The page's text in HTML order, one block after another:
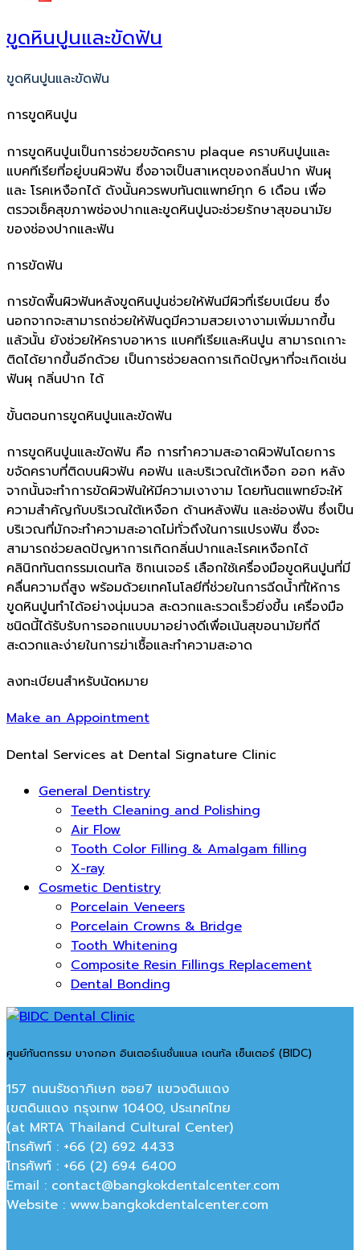
ขูดหินปูนและขัดฟัน
ขูดหินปูนและขัดฟัน
การขูดหินปูน
การขูดหินปูนเป็นการช่วยขจัดคราบ plaque คราบหินปูนและ
แบคทีเรียที่อยู่บนผิวฟัน ซึ่งอาจเป็นสาเหตุของกลิ่นปาก ฟันผุ
และ โรคเหงือกได้ ดังนั้นควรพบทันตแพทย์ทุก 6 เดือน เพื่อ
ตรวจเช็คสุขภาพช่องปากและขูดหินปูนจะช่วยรักษาสุขอนามัย
ของช่องปากและฟัน
การขัดฟัน
การขัดพื้นผิวฟันหลังขูดหินปูนช่วยให้ฟันมีผิวที่เรียบเนียน ซึ่ง
นอกจากจะสามารถช่วยให้ฟันดูมีความสวยเงางามเพิ่มมากขึ้น
แล้วนั้น ยังช่วยให้คราบอาหาร แบคทีเรียและหินปูน สามารถเกาะ
ติดได้ยากขึ้นอีกด้วย เป็นการช่วยลดการเกิดปัญหาที่จะเกิดเช่น
ฟันผุ กลิ่นปาก ได้
ขั้นตอนการขูดหินปูนและขัดฟัน
การขูดหินปูนและขัดฟัน คือ การทำความสะอาดผิวฟันโดยการ
ขจัดคราบที่ติดบนผิวฟัน คอฟัน และบริเวณใต้เหงือก ออก หลัง
จากนั้นจะทำการขัดผิวฟันให้มีความเงางาม โดยทันตแพทย์จะให้
ความสำคัญกับบริเวณใต้เหงือก ด้านหลังฟัน และช่องฟัน ซึ่งเป็น
บริเวณที่มักจะทำความสะอาดไม่ทั่วถึงในการแปรงฟัน ซึ่งจะ
สามารถช่วยลดปัญหาการเกิดกลิ่นปากและโรคเหงือกได้
คลินิกทันตกรรมเดนทัล ซิกเนเจอร์ เลือกใช้เครื่องมือขูดหินปูนที่มี
คลื่นความถี่สูง พร้อมด้วยเทคโนโลยีที่ช่วยในการฉีดน้ำที่ให้การ
ขูดหินปูนทำได้อย่างนุ่มนวล สะดวกและรวดเร็วยิ่งขึ้น เครื่องมือ
ชนิดนี้ได้รับรับการออกแบบมาอย่างดีเพื่อเน้นสุขอนามัยที่ดี
สะดวกและง่ายในการฆ่าเชื้อและทำความสะอาด
ลงทะเบียนสำหรับนัดหมาย
Make an Appointment
Dental Services at Dental Signature Clinic
General Dentistry
Teeth Cleaning and Polishing
Air Flow
Tooth Color Filling & Amalgam filling
X-ray
Cosmetic Dentistry
Porcelain Veneers
Porcelain Crowns & Bridge
Tooth Whitening
Composite Resin Fillings Replacement
Dental Bonding
ศูนย์ทันตกรรม บางกอก อินเตอร์เนชั่นแนล เดนทัล เซ็นเตอร์ (BIDC)
157 ถนนรัชดาภิเษก ซอย7 แขวงดินแดง
เขตดินแดง กรุงเทพ 10400, ประเทศไทย
(at MRTA Thailand Cultural Center)
โทรศัพท์ : +66 (2) 692 4433
โทรศัพท์ : +66 (2) 694 6400
Email : contact@bangkokdentalcenter.com
Website : www.bangkokdentalcenter.com